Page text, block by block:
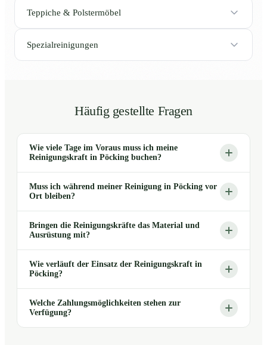
Teppiche & Polstermöbel
Spezialreinigungen
Häufig gestellte Fragen
Wie viele Tage im Voraus muss ich meine
Reinigungskraft in Pöcking buchen?
Muss ich während meiner Reinigung in Pöcking vor
Ort bleiben?
Bringen die Reinigungskräfte das Material und
Ausrüstung mit?
Wie verläuft der Einsatz der Reinigungskraft in
Pöcking?
Welche Zahlungsmöglichkeiten stehen zur
Verfügung?